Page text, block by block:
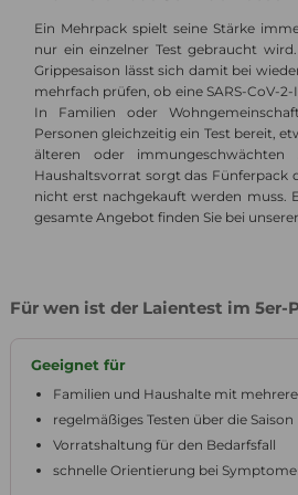
Ein Mehrpack spielt seine Stärke
nur ein einzelner Test gebraucht
Grippesaison lässt sich damit bei
mehrfach prüfen, ob eine SARS-CoV-
In Familien oder
Personen gleichzeitig ein Test bereit,
älteren oder immungeschwächten
Haushaltsvorrat sorgt das Fünferpack
nicht erst nachgekauft werden muss.
gesamte Angebot finden Sie bei
Für wen ist der Laientest im 5er-
Geeignet für
Familien und Haushalte mit
regelmäßiges Testen über die Saison
Vorratshaltung für den Bedarfsfall
schnelle Orientierung bei